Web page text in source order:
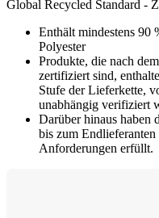
Global Recycled Standard -
Enthält mindestens 90
Polyester
Produkte, die nach
zertifiziert sind,
Stufe der Lieferkette,
unabhängig verifiziert
Darüber hinaus haben
bis zum
Anforderungen erfüllt.